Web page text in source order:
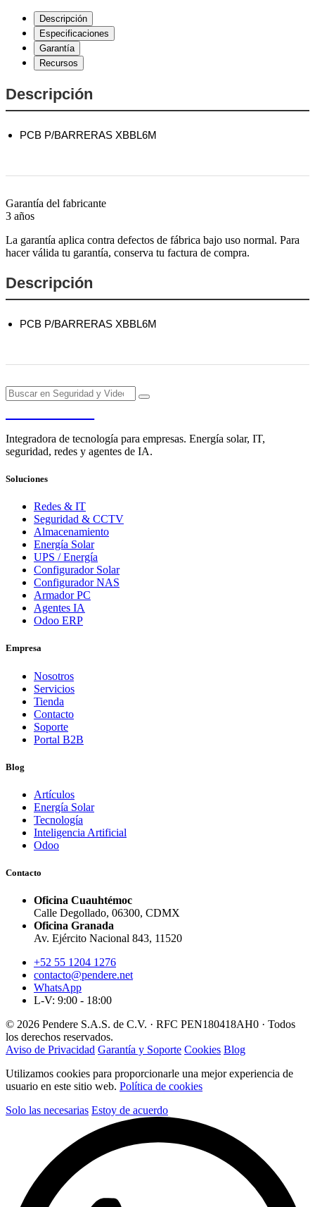
Descripción
Especificaciones
Garantía
Recursos
Descripción
PCB P/BARRERAS XBBL6M
Garantía del fabricante
3 años
La garantía aplica contra defectos de fábrica bajo uso normal. Para
hacer válida tu garantía, conserva tu factura de compra.
Descripción
PCB P/BARRERAS XBBL6M
Integradora de tecnología para empresas. Energía solar, IT,
seguridad, redes y agentes de IA.
Soluciones
Redes & IT
Seguridad & CCTV
Almacenamiento
Energía Solar
UPS / Energía
Configurador Solar
Configurador NAS
Armador PC
Agentes IA
Odoo ERP
Empresa
Nosotros
Servicios
Tienda
Contacto
Soporte
Portal B2B
Blog
Artículos
Energía Solar
Tecnología
Inteligencia Artificial
Odoo
Contacto
Oficina Cuauhtémoc
Calle Degollado, 06300, CDMX
Oficina Granada
Av. Ejército Nacional 843, 11520
+52 55 1204 1276
contacto@pendere.net
WhatsApp
L-V: 9:00 - 18:00
© 2026 Pendere S.A.S. de C.V. · RFC PEN180418AH0 · Todos
los derechos reservados.
Aviso de Privacidad Garantía y Soporte Cookies Blog
Utilizamos cookies para proporcionarle una mejor experiencia de
usuario en este sitio web. Política de cookies
Solo las necesarias Estoy de acuerdo